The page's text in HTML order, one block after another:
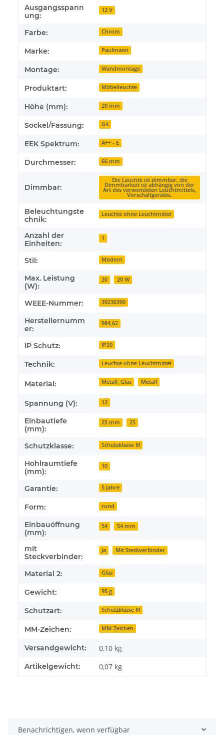
Produkteigenschaft
Wert
Ausgangsspann
ung:
12 V
Farbe: Chrom
Marke: Paulmann
Montage: Wandmontage
Produktart: Möbelleuchte
Höhe (mm): 20 mm
Sockel/Fassung: G4
EEK Spektrum: A++ - E
Durchmesser: 66 mm
Dimmbar:
Die Leuchte ist dimmbar, die
Dimmbarkeit ist abhängig von der
Art des verwendeten Leuchtmittels,
Vorschaltgerätes.
Beleuchtungste
chnik:
Leuchte ohne Leuchtmittel
Anzahl der
Einheiten:
1
Stil: Modern
Max. Leistung
(W):
20 20 W
WEEE-Nummer: 39236390
Herstellernumm
er:
984,62
IP Schutz: IP20
Technik: Leuchte ohne Leuchtmittel
Material: Metall, Glas Metall
Spannung (V): 12
Einbautiefe
(mm):
25 mm 25
Schutzklasse: Schutzklasse III
Hohlraumtiefe
(mm):
10
Garantie: 5 Jahre
Form: rund
Einbauöffnung
(mm):
54 54 mm
mit
Steckverbinder:
Ja Mit Steckverbinder
Material 2: Glas
Gewicht: 95 g
Schutzart: Schutzklasse III
MM-Zeichen: MM-Zeichen
Versandgewicht: 0,10 kg
Artikelgewicht: 0,07 kg
Benachrichtigen, wenn verfügbar